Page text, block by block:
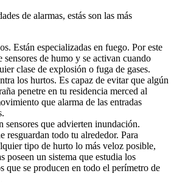
de alarmas, estás son las más
Están especializadas en fuego. Por este
sensores de humo y se activan cuando
clase de explosión o fuga de gases.
los hurtos. Es capaz de evitar que algún
penetre en tu residencia merced al
que alarma de las entradas
sensores que advierten inundación.
resguardan todo tu alrededor. Para
tipo de hurto lo más veloz posible,
poseen un sistema que estudia los
que se producen en todo el perímetro de